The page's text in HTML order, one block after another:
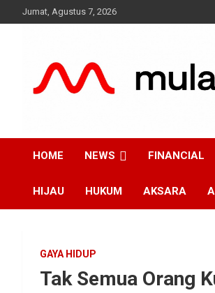
to
Jumat, Agustus 7, 2026
MulaMula
Medianya para Gen Z
HOME
NEWS FINANCIAL
HIJAU HUKUM AKSARA
GAYA HIDUP
Tak Semua Orang